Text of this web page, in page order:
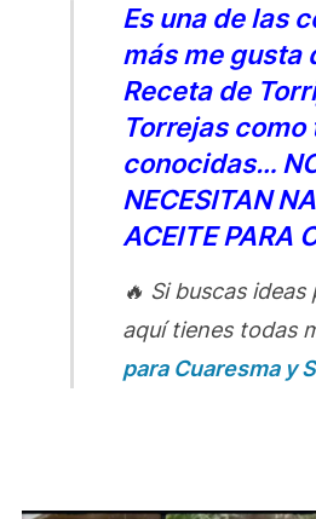
Es una de las
más me gusta
Receta de
Torrejas
conocidas…
NECESITAN
ACEITE PARA
🔥 Si buscas
aquí tienes todas
para Cuaresma y